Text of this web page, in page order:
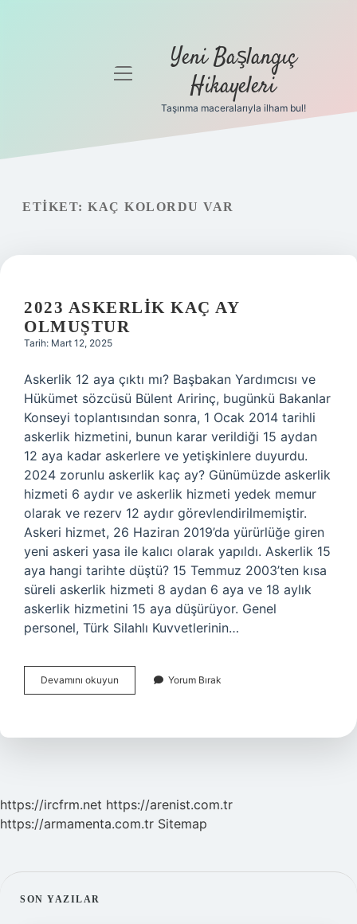
Gizlilik
Yasal Uyarı
Hakkımızda
menüyü
Yeni Başlangıç
Hikayeleri
Taşınma maceralarıyla ilham bul!
ETIKET: KAÇ KOLORDU VAR
2023 ASKERLIK KAÇ AY
OLMUŞTUR
Tarih: Mart 12, 2025
Askerlik 12 aya çıktı mı? Başbakan Yardımcısı ve
Hükümet sözcüsü Bülent Aririnç, bugünkü Bakanlar
Konseyi toplantısından sonra, 1 Ocak 2014 tarihli
askerlik hizmetini, bunun karar verildiği 15 aydan
12 aya kadar askerlere ve yetişkinlere duyurdu.
2024 zorunlu askerlik kaç ay? Günümüzde askerlik
hizmeti 6 aydır ve askerlik hizmeti yedek memur
olarak ve rezerv 12 aydır görevlendirilmemiştir.
Askeri hizmet, 26 Haziran 2019’da yürürlüğe giren
yeni askeri yasa ile kalıcı olarak yapıldı. Askerlik 15
aya hangi tarihte düştü? 15 Temmuz 2003’ten kısa
süreli askerlik hizmeti 8 aydan 6 aya ve 18 aylık
askerlik hizmetini 15 aya düşürüyor. Genel
personel, Türk Silahlı Kuvvetlerinin…
Devamını okuyun
Askerlik
Olmuştur
Yorum Bırak
https://ircfrm.net https://arenist.com.tr
https://armamenta.com.tr Sitemap
SIDEBAR
SON YAZILAR